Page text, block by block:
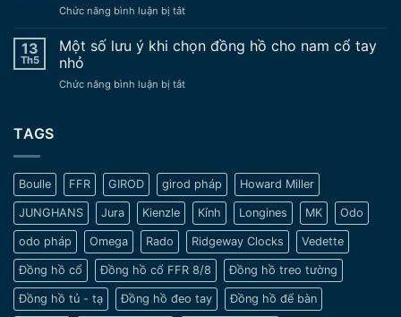
nâng
chế
tay
Vẻ
Tồn
Chức năng bình luận bị tắtở
hồ
đeo
cổ
tế
và
sang
trọng
13
Th5
Một số lưu ý khi chọn đồng hồ cho nam cổ tay
nhỏ
Chức năng bình luận bị tắtở
chọn
đồng
hồ
cho
nam
cổ
tay
nhỏ
TAGS
Boulle FFR GIROD girod pháp Howard Miller
JUNGHANS Jura Kienzle Kính Longines MK Odo
odo pháp Omega Rado Ridgeway Clocks Vedette
Đồng hồ cổ Đồng hồ cổ FFR 8/8 Đồng hồ treo tường
Đồng hồ tủ - tạ Đồng hồ đeo tay Đồng hồ để bàn